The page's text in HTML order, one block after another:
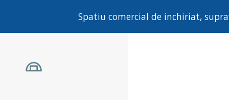
Spatiu comercial de inchiriat,